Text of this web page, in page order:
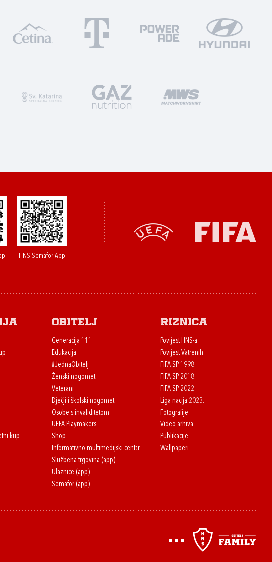
HNS Semafor App
kup
Obitelj
Generacija 111
Edukacija
#JednaObitelj
Ženski nogomet
Veterani
Dječji i školski nogomet
Osobe s invaliditetom
UEFA Playmakers
Shop
Informativno-multimedijski centar
Službena trgovina (app)
Ulaznice (app)
Semafor (app)
Riznica
Povijest HNS-a
Povijest Vatrenih
FIFA SP 1998.
FIFA SP 2018.
FIFA SP 2022.
Liga nacija 2023.
Fotografije
Video arhiva
Publikacije
Wallpaperi